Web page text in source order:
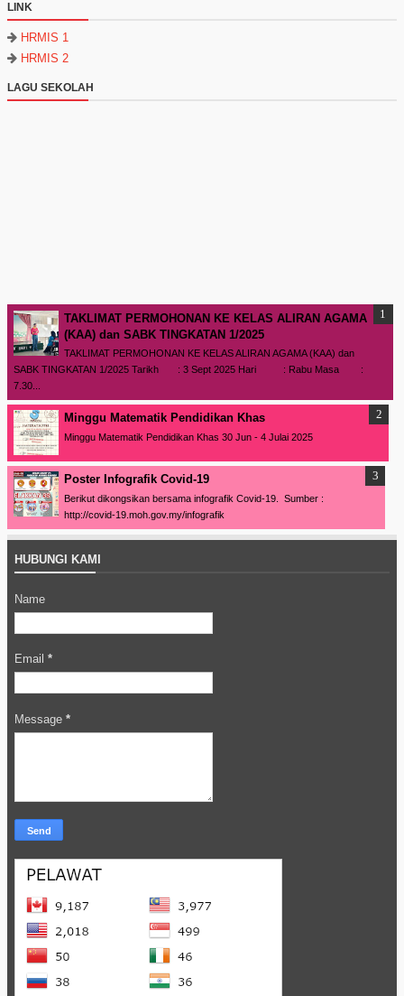
LINK
HRMIS 1
HRMIS 2
LAGU SEKOLAH
TAKLIMAT PERMOHONAN KE KELAS ALIRAN AGAMA
(KAA) dan SABK TINGKATAN 1/2025
TAKLIMAT PERMOHONAN KE KELAS ALIRAN AGAMA (KAA) dan
SABK TINGKATAN 1/2025 Tarikh : 3 Sept 2025 Hari : Rabu Masa :
7.30...
Minggu Matematik Pendidikan Khas
Minggu Matematik Pendidikan Khas 30 Jun - 4 Julai 2025
Poster Infografik Covid-19
Berikut dikongsikan bersama infografik Covid-19. Sumber :
http://covid-19.moh.gov.my/infografik
HUBUNGI KAMI
Name
Email *
Message *